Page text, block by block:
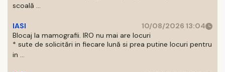
scoală ...
IASI
10/08/2026 13:04
Blocaj la mamografii. IRO nu mai are locuri
* sute de solicitări in fiecare lună si prea putine locuri pentru
in ...